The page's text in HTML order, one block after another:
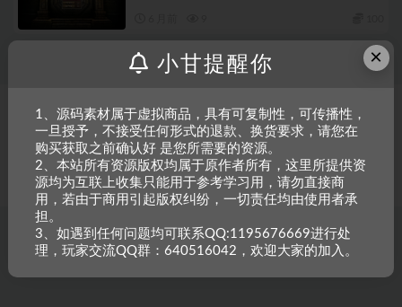
Copyright © 2023 小甘牛人资源网 - All rights reserved
粤ICP备2023002201
号-1
本站是一个坚持做精品资源的网站，会长期坚持更新资源，以共享为原则，尊
重原创，如需搬资源请先与站长沟通，恶意搬运封禁账号。
×
小甘提醒你
1、源码素材属于虚拟商品，具有可复制性，可传播性，
一旦授予，不接受任何形式的退款、换货要求，请您在
购买获取之前确认好 是您所需要的资源。
2、本站所有资源版权均属于原作者所有，这里所提供资
源均为互联上收集只能用于参考学习用，请勿直接商
用，若由于商用引起版权纠纷，一切责任均由使用者承
担。
3、如遇到任何问题均可联系QQ:1195676669进行处
理，玩家交流QQ群：640516042，欢迎大家的加入。